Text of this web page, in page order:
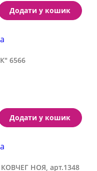
Додати у кошик
6566
Додати у кошик
КОВЧЕГ НОЯ, арт.1348